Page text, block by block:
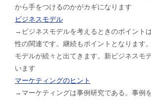
から手をつけるのかがカギになります
ビジネスモデル
→ビジネスモデルを考えるときのポイント
性の関連です。継続もポイントとなります
モデルが続々と出てきます。新ビジネスモ
います
マーケティングのヒント
→マーケティングは事例研究である。事例